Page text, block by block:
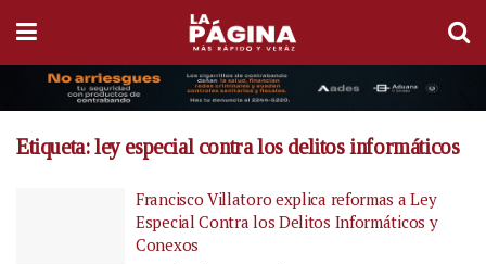
Etiqueta:ley especial contra los delitos informáticos
Francisco Villatoro explica reformas a Ley
Especial Contra los Delitos Informáticos y
Conexos